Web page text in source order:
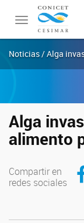
Toggle
navigation
Noticias / Alga
Alga
alimento
Compartir en
redes sociales